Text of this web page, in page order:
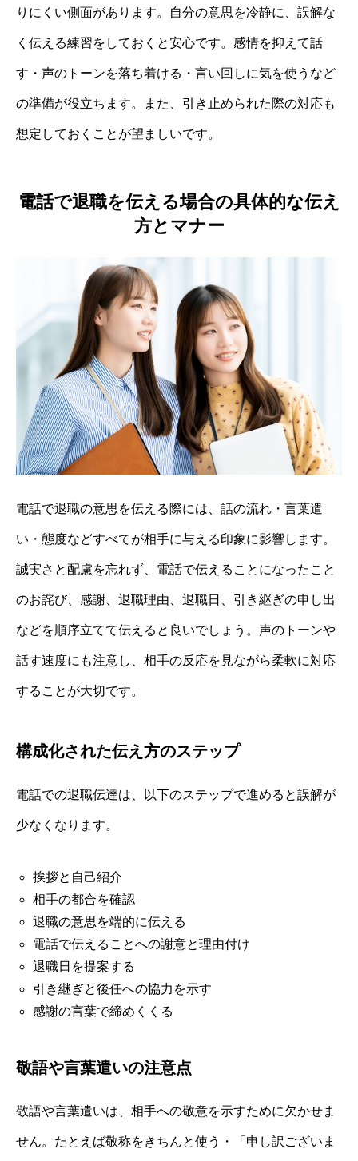
りにくい側面があります。自分の意思を冷静に、誤解な
く伝える練習をしておくと安心です。感情を抑えて話
す・声のトーンを落ち着ける・言い回しに気を使うなど
の準備が役立ちます。また、引き止められた際の対応も
想定しておくことが望ましいです。
電話で退職を伝える場合の具体的な伝え
方とマナー
電話で退職の意思を伝える際には、話の流れ・言葉遣
い・態度などすべてが相手に与える印象に影響します。
誠実さと配慮を忘れず、電話で伝えることになったこと
のお詫び、感謝、退職理由、退職日、引き継ぎの申し出
などを順序立てて伝えると良いでしょう。声のトーンや
話す速度にも注意し、相手の反応を見ながら柔軟に対応
することが大切です。
構成化された伝え方のステップ
電話での退職伝達は、以下のステップで進めると誤解が
少なくなります。
挨拶と自己紹介
相手の都合を確認
退職の意思を端的に伝える
電話で伝えることへの謝意と理由付け
退職日を提案する
引き継ぎと後任への協力を示す
感謝の言葉で締めくくる
敬語や言葉遣いの注意点
敬語や言葉遣いは、相手への敬意を示すために欠かせま
せん。たとえば敬称をきちんと使う・「申し訳ございま